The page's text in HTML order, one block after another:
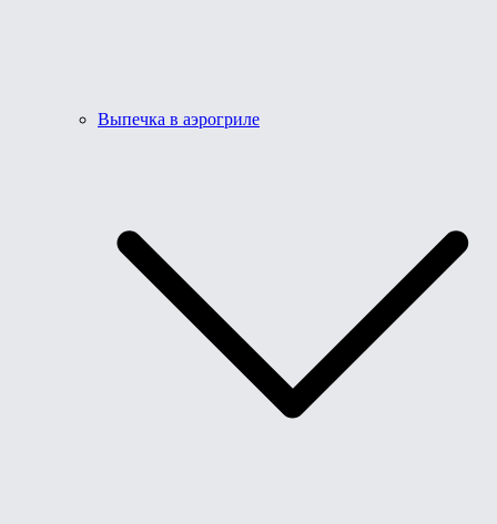
Выпечка в аэрогриле